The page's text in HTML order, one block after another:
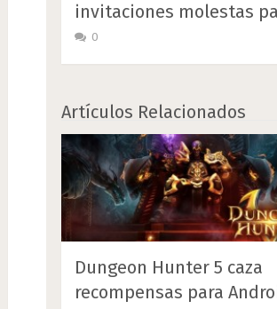
invitaciones molestas
0
Artículos Relacionados
Dungeon Hunter 5 caza
recompensas para